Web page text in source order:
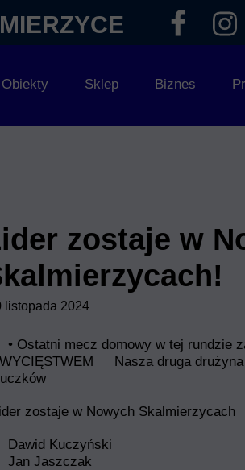
Obiekty Sklep Biznes
listopada 2024
zostaje w
• Ostatni mecz domowy w tej rundzie
Nasza druga
zostaje w Nowych Skalmierzycach
Dawid Kuczyński
Jan Jaszczak